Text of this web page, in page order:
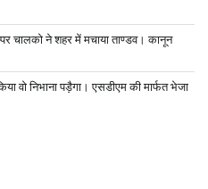
चालको ने शहर में मचाया ताण्डव। कानून
वो निभाना पड़ैगा। एसडीएम की मार्फत भेजा